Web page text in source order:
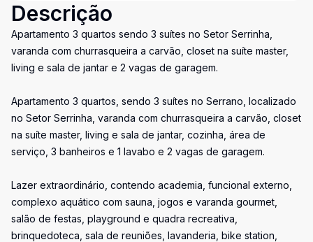
Descrição
Apartamento 3 quartos sendo 3 suítes no Setor Serrinha,
varanda com churrasqueira a carvão, closet na suíte master,
living e sala de jantar e 2 vagas de garagem.
Apartamento 3 quartos, sendo 3 suítes no Serrano, localizado
no Setor Serrinha, varanda com churrasqueira a carvão, closet
na suíte master, living e sala de jantar, cozinha, área de
serviço, 3 banheiros e 1 lavabo e 2 vagas de garagem.
Lazer extraordinário, contendo academia, funcional externo,
complexo aquático com sauna, jogos e varanda gourmet,
salão de festas, playground e quadra recreativa,
brinquedoteca, sala de reuniões, lavanderia, bike station,